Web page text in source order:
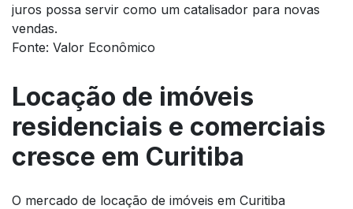
juros possa servir como um catalisador para novas
vendas.
Fonte: Valor Econômico
Locação de imóveis
residenciais e comerciais
cresce em Curitiba
O mercado de locação de imóveis em Curitiba